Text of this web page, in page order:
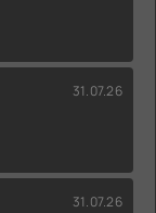
31.07.26
31.07.26